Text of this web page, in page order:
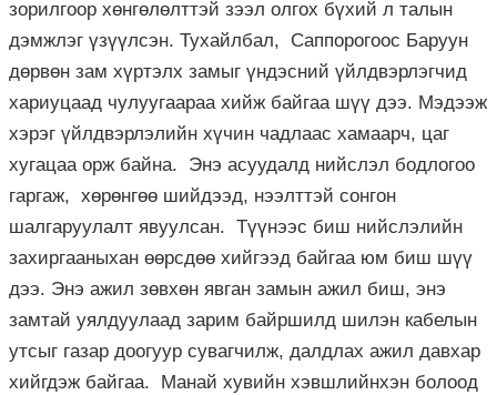
зорилгоор хөнгөлөлттэй зээл олгох бүхий л талын
дэмжлэг үзүүлсэн. Тухайлбал, Саппорогоос Баруун
дөрвөн зам хүртэлх замыг үндэсний үйлдвэрлэгчид
хариуцаад чулуугаараа хийж байгаа шүү дээ. Мэдээж
хэрэг үйлдвэрлэлийн хүчин чадлаас хамаарч, цаг
хугацаа орж байна. Энэ асуудалд нийслэл бодлогоо
гаргаж, хөрөнгөө шийдээд, нээлттэй сонгон
шалгаруулалт явуулсан. Түүнээс биш нийслэлийн
захиргааныхан өөрсдөө хийгээд байгаа юм биш шүү
дээ. Энэ ажил зөвхөн явган замын ажил биш, энэ
замтай уялдуулаад зарим байршилд шилэн кабелын
утсыг газар доогуур сувагчилж, далдлах ажил давхар
хийгдэж байгаа. Манай хувийн хэвшлийнхэн болоод